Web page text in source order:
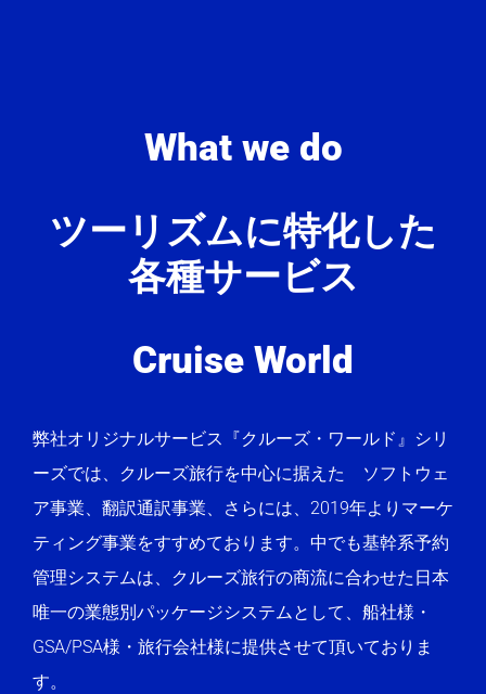
What we do
ツーリズムに特化した
各種サービス
Cruise World
弊社オリジナルサービス『クルーズ・ワールド』シリ
ーズでは、
クルーズ旅行を中心に据えた ソフトウェ
ア事業、翻訳通訳事業、さらには、2019年よりマーケ
ティング事業をすすめております。 中でも基幹系予約
管理システムは、クルーズ旅行の商流に合わせた日本
唯一の業態別パッケージシステムとして、船社様・
GSA/PSA様・旅行会社様に提供させて頂いておりま
す。